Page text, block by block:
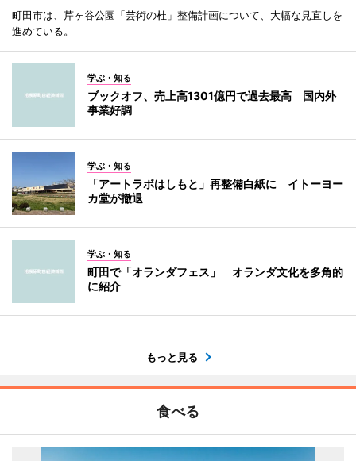
町田市は、芹ヶ谷公園「芸術の杜」整備計画について、大幅な見直しを
進めている。
学ぶ・知る
ブックオフ、売上高1301億円で過去最高 国内外
事業好調
学ぶ・知る
「アートラボはしもと」再整備白紙に イトーヨー
カ堂が撤退
学ぶ・知る
町田で「オランダフェス」 オランダ文化を多角的
に紹介
もっと見る
食べる